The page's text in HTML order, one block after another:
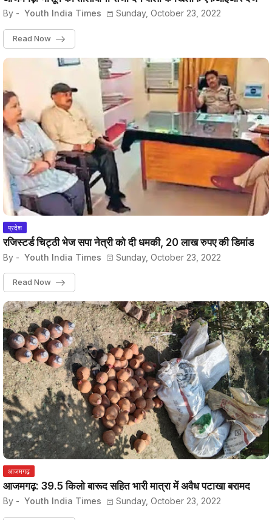
By - Youth India Times Sunday, October 23, 2022
Read Now
प्रदेश
रजिस्टर्ड चिट्ठी भेज सपा नेत्री को दी धमकी, 20 लाख रुपए की डिमांड
By - Youth India Times Sunday, October 23, 2022
Read Now
आजमगढ़
आजमगढ़: 39.5 किलो बारूद सहित भारी मात्रा में अवैध पटाखा बरामद
By - Youth India Times Sunday, October 23, 2022